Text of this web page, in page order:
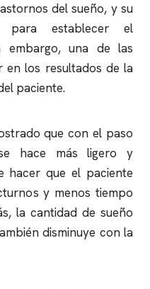
del sueño, y su
para establecer el
embargo, una de las
en los resultados de la
paciente.
que con el paso
hace más ligero y
hacer que el paciente
y menos tiempo
la cantidad de sueño
disminuye con la